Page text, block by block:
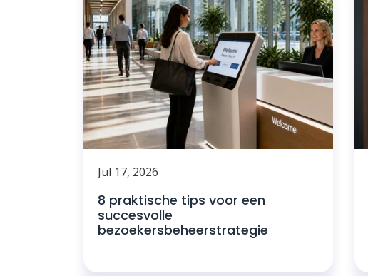
Jul 17, 2026
8 praktische tips voor een
succesvolle
bezoekersbeheerstrategie